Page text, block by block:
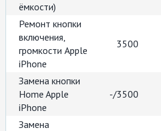
ёмкости)
Ремонт кнопки
включения,
громкости Apple
iPhone
3500
Замена кнопки
Home Apple
iPhone
-/3500
Замена